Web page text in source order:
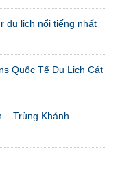
du lịch nổi tiếng nhất
Quốc Tế Du Lịch Cát
– Trùng Khánh